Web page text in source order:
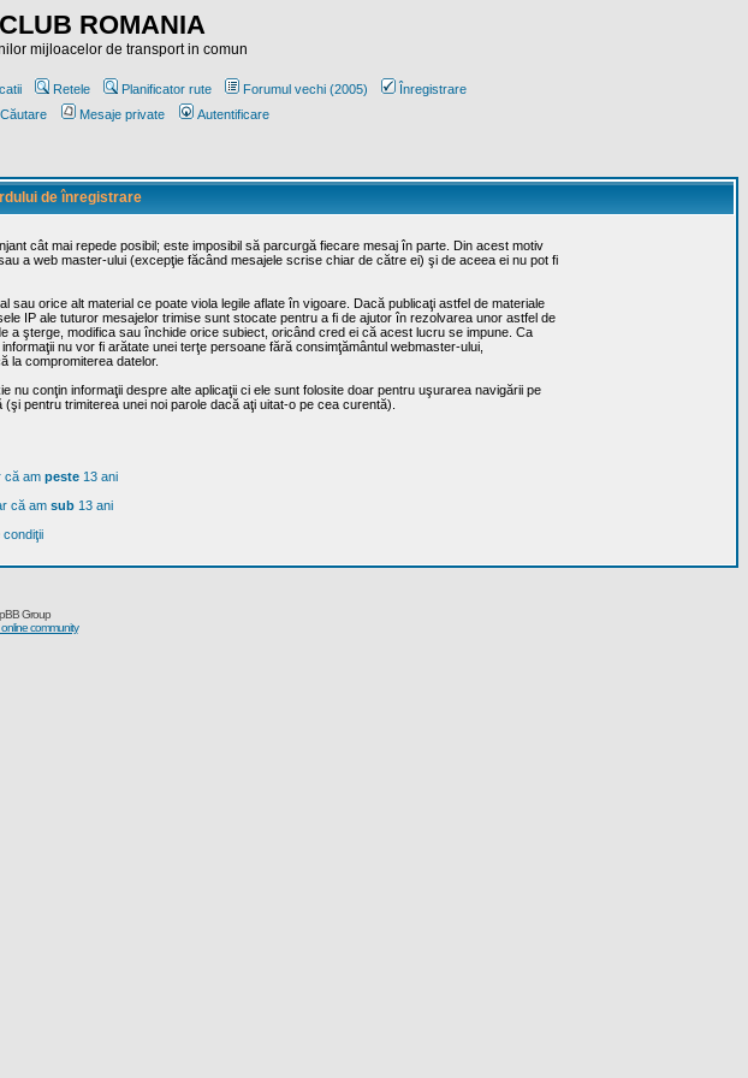
ROMANIA
mijloacelor de transport in comun
Retele Planificator rute Forumul vechi (2005)
Înregistrare
Căutare Mesaje private Autentificare
de înregistrare
cât mai repede posibil; este imposibil să parcurgă fiecare mesaj în parte. Din acest motiv
a web master-ului (excepţie făcând mesajele scrise chiar de către ei) şi de aceea ei nu pot fi
orice alt material ce poate viola legile aflate în vigoare. Dacă publicaţi astfel de materiale
IP ale tuturor mesajelor trimise sunt stocate pentru a fi de ajutor în rezolvarea unor astfel de
a şterge, modifica sau închide orice subiect, oricând cred ei că acest lucru se impune. Ca
nu vor fi arătate unei terţe persoane fără consimţământul webmaster-ului,
la compromiterea datelor.
conţin informaţii despre alte aplicaţii ci ele sunt folosite doar pentru uşurarea navigării pe
pentru trimiterea unei noi parole dacă aţi uitat-o pe cea curentă).
că am peste 13 ani
că am sub13 ani
Group
community